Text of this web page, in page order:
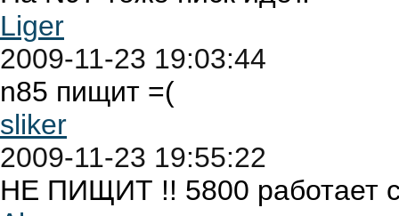
Liger
2009-11-23 19:03:44
n85 пищит =(
sliker
2009-11-23 19:55:22
НЕ ПИЩИТ !! 5800 работает